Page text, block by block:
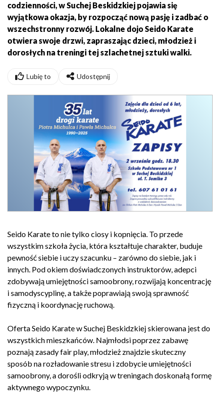
codzienności, w Suchej Beskidzkiej pojawia się
wyjątkowa okazja, by rozpocząć nową pasję i zadbać o
wszechstronny rozwój. Lokalne dojo Seido Karate
otwiera swoje drzwi, zapraszając dzieci, młodzież i
dorosłych na treningi tej szlachetnej sztuki walki.
Lubię to Udostępnij
Seido Karate to nie tylko ciosy i kopnięcia. To przede
wszystkim szkoła życia, która kształtuje charakter, buduje
pewność siebie i uczy szacunku – zarówno do siebie, jak i
innych. Pod okiem doświadczonych instruktorów, adepci
zdobywają umiejętności samoobrony, rozwijają koncentrację
i samodyscyplinę, a także poprawiają swoją sprawność
fizyczną i koordynację ruchową.
Oferta Seido Karate w Suchej Beskidzkiej skierowana jest do
wszystkich mieszkańców. Najmłodsi poprzez zabawę
poznają zasady fair play, młodzież znajdzie skuteczny
sposób na rozładowanie stresu i zdobycie umiejętności
samoobrony, a dorośli odkryją w treningach doskonałą formę
aktywnego wypoczynku.